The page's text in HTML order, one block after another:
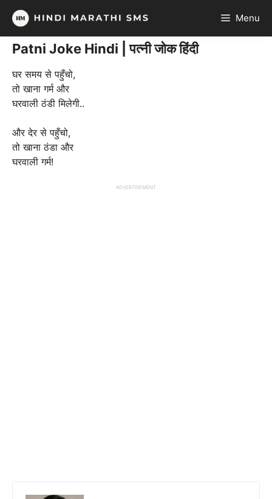
Skip
content
Menu
Patni Joke Hindi | पत्नी जोक हिंदी
घर समय से पहुँचो,
तो खाना गर्म और
घरवाली ठंडी मिलेगी..
और देर से पहुँचो,
तो खाना ठंडा और
घरवाली गर्म!
ADVERTISEMENT